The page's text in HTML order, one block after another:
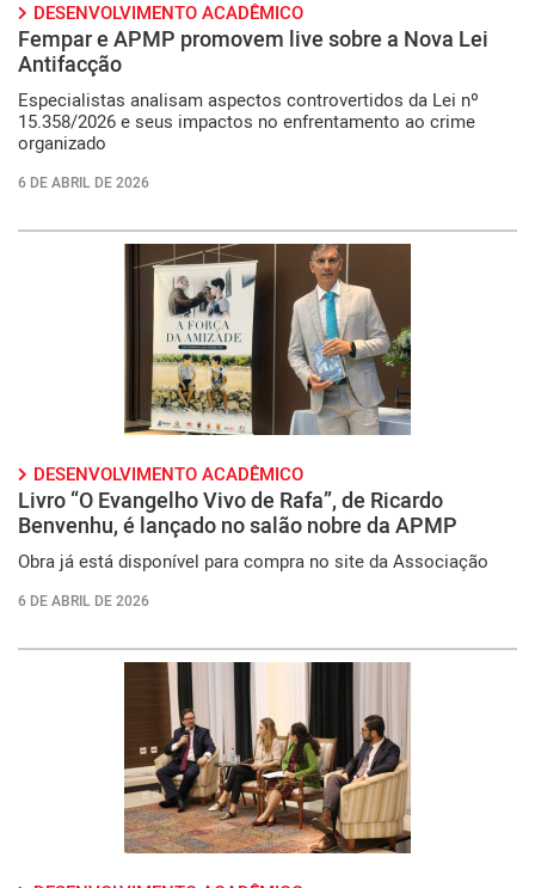
DESENVOLVIMENTO ACADÊMICO
Fempar e APMP promovem live sobre a Nova Lei
Antifacção
Especialistas analisam aspectos controvertidos da Lei nº
15.358/2026 e seus impactos no enfrentamento ao crime
organizado
6 DE ABRIL DE 2026
DESENVOLVIMENTO ACADÊMICO
Livro “O Evangelho Vivo de Rafa”, de Ricardo
Benvenhu, é lançado no salão nobre da APMP
Obra já está disponível para compra no site da Associação
6 DE ABRIL DE 2026